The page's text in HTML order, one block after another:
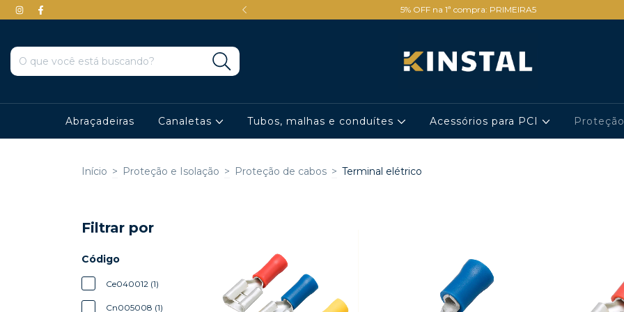
até 3x sem juros 5% OFF na 1ª compra: PRIMEIRA5
Abraçadeiras Canaletas Tubos, malhas e conduítes Acessórios para PCI
Início > Proteção e Isolação > Proteção de cabos > Terminal elétrico
Filtrar por
Código
Ce040012 (1)
Cn005008 (1)